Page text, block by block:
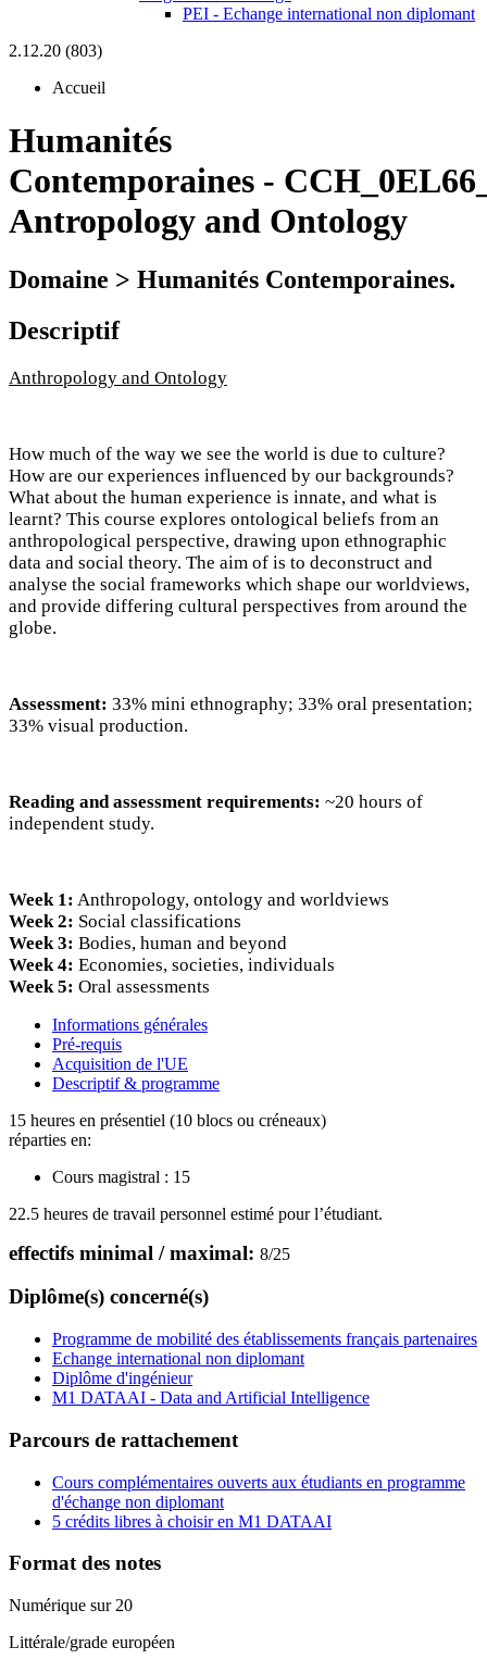
PEI - Echange international non diplomant
2.12.20 (803)
Accueil
Humanités
Contemporaines -
Antropology and Ontology
Domaine > Humanités Contemporaines.
Descriptif
Anthropology and Ontology
How much of the way we see the world is due to culture?
How are our experiences influenced by our backgrounds?
What about the human experience is innate, and what is
learnt? This course explores ontological beliefs from an
anthropological perspective, drawing upon ethnographic
data and social theory. The aim of is to deconstruct and
analyse the social frameworks which shape our worldviews,
and provide differing cultural perspectives from around the
globe.
Assessment: 33% mini ethnography; 33% oral presentation;
33% visual production.
Reading and assessment requirements: ~20 hours of
independent study.
Week 1: Anthropology, ontology and worldviews
Week 2: Social classifications
Week 3: Bodies, human and beyond
Week 4: Economies, societies, individuals
Week 5: Oral assessments
Informations générales
Pré-requis
Acquisition de l'UE
Descriptif & programme
15 heures en présentiel (10 blocs ou créneaux)
réparties en:
Cours magistral : 15
22.5 heures de travail personnel estimé pour l’étudiant.
effectifs minimal / maximal: 8/25
Diplôme(s) concerné(s)
Programme de mobilité des établissements français partenaires
Echange international non diplomant
Diplôme d'ingénieur
M1 DATAAI - Data and Artificial Intelligence
Parcours de rattachement
Cours complémentaires ouverts aux étudiants en programme
d'échange non diplomant
5 crédits libres à choisir en M1 DATAAI
Format des notes
Numérique sur 20
Littérale/grade européen